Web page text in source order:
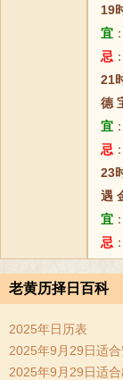
19
宜
忌
21
德
宜
忌
23
遇
宜
忌
老黄历择日百科
2025年日历表
2025年9月29日适
2025年9月29日适